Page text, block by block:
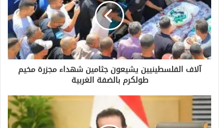
ل
إ
ل
ك
ت
ر
آلاف الفلسطينيين يشيعون جثامين شهداء مجزرة مخيم
طولكرم بالضفة الغربية